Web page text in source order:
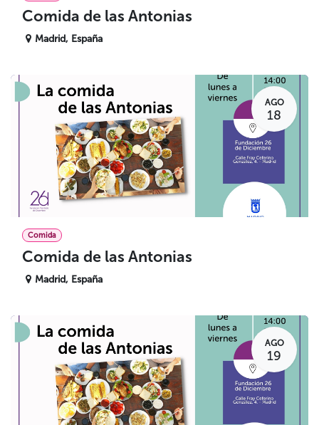
Comida de las Antonias
Madrid, España
AGO
18
Comida
Comida de las Antonias
Madrid, España
AGO
19